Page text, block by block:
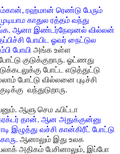
, ரஹ்மான் ரெண்டு பேரும்
காதுல ரத்தம் வந்து
ஆனா இண்டர்நேஷனல் வில்லன்
போயிட ஓவர் நைட்டுல
போயி அங்க உள்ள
குடுக்குறாரு. ஓட்ணது
போட்ட எடுத்துட்டு
போட்டு வில்லனை புடிச்சி
வந்துடுறாரு.
ஆளு செம ஃபிட்டா
தான். ஆன அதுக்குன்னு
இழுத்து வச்சி கான்கிரீட் போட்டு
ஆனாலும் இது உலக
அதிகம் பேசினாலும், இப்போ